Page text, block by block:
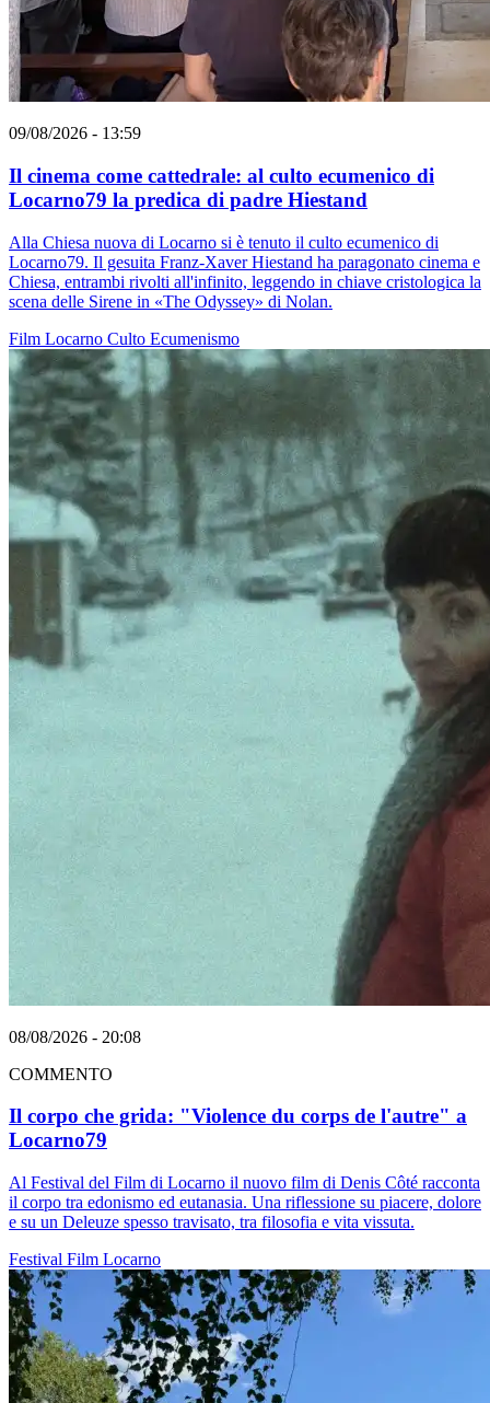
09/08/2026 - 13:59
Il cinema come cattedrale: al culto ecumenico di
Locarno79 la predica di padre Hiestand
Alla Chiesa nuova di Locarno si è tenuto il culto ecumenico di
Locarno79. Il gesuita Franz-Xaver Hiestand ha paragonato cinema e
Chiesa, entrambi rivolti all'infinito, leggendo in chiave cristologica la
scena delle Sirene in «The Odyssey» di Nolan.
Film Locarno Culto Ecumenismo
08/08/2026 - 20:08
COMMENTO
Il corpo che grida: "Violence du corps de l'autre" a
Locarno79
Al Festival del Film di Locarno il nuovo film di Denis Côté racconta
il corpo tra edonismo ed eutanasia. Una riflessione su piacere, dolore
e su un Deleuze spesso travisato, tra filosofia e vita vissuta.
Festival Film Locarno